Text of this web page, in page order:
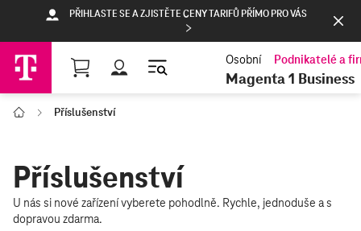
PŘIHLASTE SE A ZJISTĚTE CENY TARIFŮ PŘÍMO PRO VÁS
Nákupní košík
Magenta 1 Business
T-Mobile Příslušenství
Příslušenství
U nás si nové zařízení vyberete pohodlně. Rychle, jednoduše a s
dopravou zdarma.